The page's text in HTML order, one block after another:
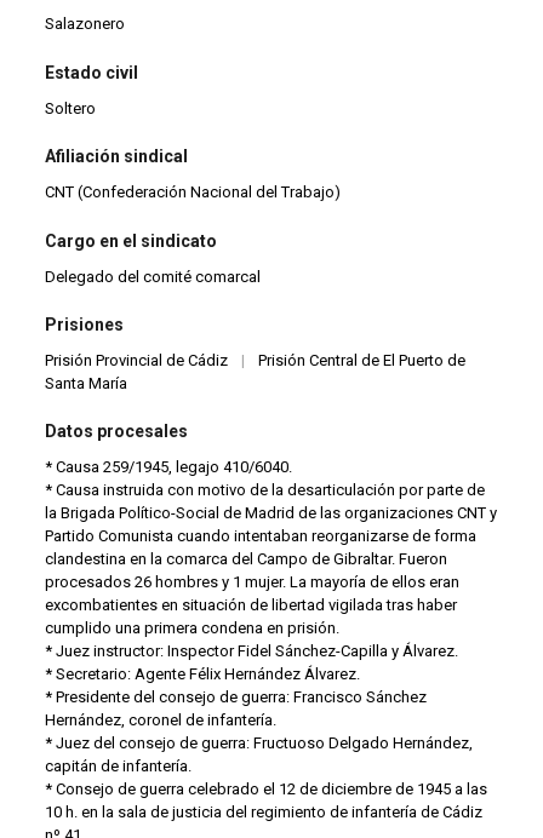
Salazonero
Estado civil
Soltero
Afiliación sindical
CNT (Confederación Nacional del Trabajo)
Cargo en el sindicato
Delegado del comité comarcal
Prisiones
Prisión Provincial de Cádiz |
Prisión Central de El Puerto de
Santa María
Datos procesales
* Causa 259/1945, legajo 410/6040.
* Causa instruida con motivo de la desarticulación por parte de
la Brigada Político-Social de Madrid de las organizaciones CNT y
Partido Comunista cuando intentaban reorganizarse de forma
clandestina en la comarca del Campo de Gibraltar. Fueron
procesados 26 hombres y 1 mujer. La mayoría de ellos eran
excombatientes en situación de libertad vigilada tras haber
cumplido una primera condena en prisión.
* Juez instructor: Inspector Fidel Sánchez-Capilla y Álvarez.
* Secretario: Agente Félix Hernández Álvarez.
* Presidente del consejo de guerra: Francisco Sánchez
Hernández, coronel de infantería.
* Juez del consejo de guerra: Fructuoso Delgado Hernández,
capitán de infantería.
* Consejo de guerra celebrado el 12 de diciembre de 1945 a las
10 h. en la sala de justicia del regimiento de infantería de Cádiz